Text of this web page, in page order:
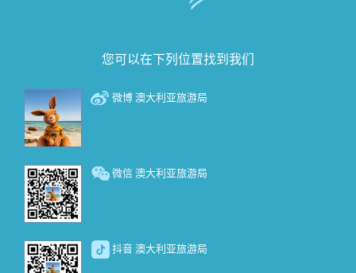
您可以在下列位置找到我们
微博 澳大利亚旅游局
微信 澳大利亚旅游局
抖音 澳大利亚旅游局